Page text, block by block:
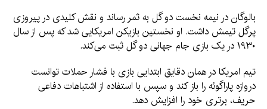
بالوگان در نیمه نخست دو گل به ثمر رساند و نقش کلیدی در پیروزی
پرگل تیمش داشت. او نخستین بازیکن امریکایی شد که پس از سال
۱۹۳۰ در یک بازی جام جهانی دو گل ثبت می‌کند.
تیم امریکا در همان دقایق ابتدایی بازی با فشار حملات توانست
دروازه پاراگوئه را باز کند و سپس با استفاده از اشتباهات دفاعی
حریف، برتری خود را افزایش دهد.